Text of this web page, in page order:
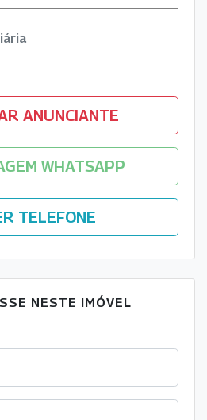
ANUNCIANTE
WHATSAPP
TELEFONE
NESTE IMÓVEL